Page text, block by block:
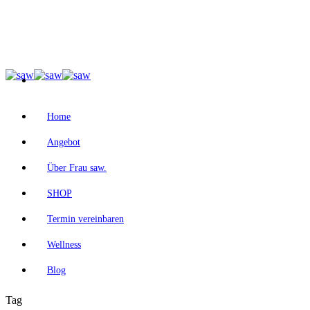
Home
Angebot
Über Frau saw.
SHOP
Termin vereinbaren
Wellness
Blog
Tag